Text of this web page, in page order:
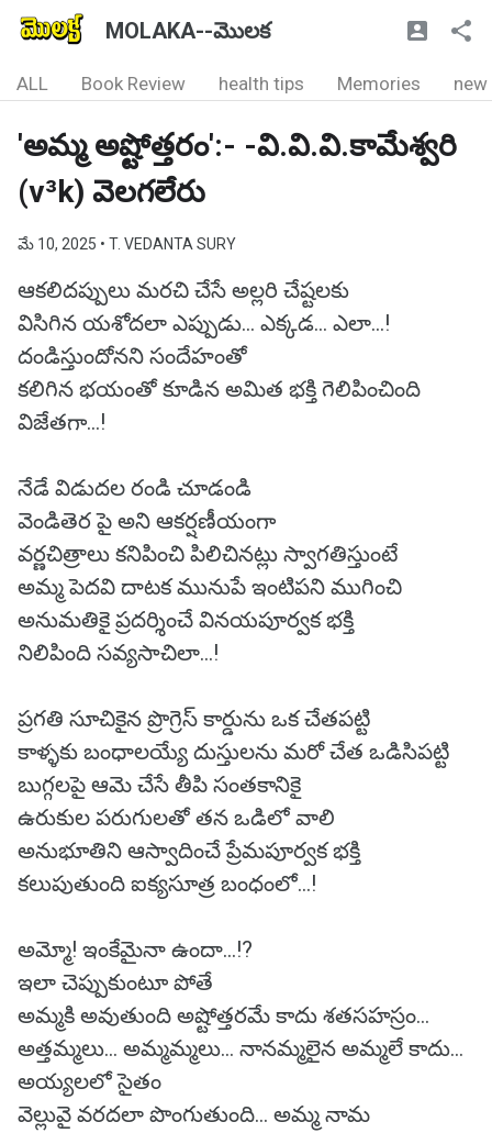
MOLAKA--మొలక
ALL Book Review health tips Memories new
'అమ్మ అష్టోత్తరం':- -వి.వి.వి.కామేశ్వరి
(v³k) వెలగలేరు
మే 10, 2025 • T. VEDANTA SURY
ఆకలిదప్పులు మరచి చేసే అల్లరి చేష్టలకు
విసిగిన యశోదలా ఎప్పుడు... ఎక్కడ... ఎలా...!
దండిస్తుందోనని సందేహంతో
కలిగిన భయంతో కూడిన అమిత భక్తి గెలిపించింది
విజేతగా…!
నేడే విడుదల రండి చూడండి
వెండితెర పై అని ఆకర్షణీయంగా
వర్ణచిత్రాలు కనిపించి పిలిచినట్లు స్వాగతిస్తుంటే
అమ్మ పెదవి దాటక మునుపే ఇంటిపని ముగించి
అనుమతికై ప్రదర్శించే వినయపూర్వక భక్తి
నిలిపింది సవ్యసాచిలా…!
ప్రగతి సూచికైన ప్రొగ్రెస్ కార్డును ఒక చేతపట్టి
కాళ్ళకు బంధాలయ్యే దుస్తులను మరో చేత ఒడిసిపట్టి
బుగ్గలపై ఆమె చేసే తీపి సంతకానికై
ఉరుకుల పరుగులతో తన ఒడిలో వాలి
అనుభూతిని ఆస్వాదించే ప్రేమపూర్వక భక్తి
కలుపుతుంది ఐక్యసూత్ర బంధంలో…!
అమ్మో! ఇంకేమైనా ఉందా...!?
ఇలా చెప్పుకుంటూ పోతే
అమ్మకి అవుతుంది అష్టోత్తరమే కాదు శతసహస్రం…
అత్తమ్మలు… అమ్మమ్మలు… నానమ్మలైన అమ్మలే కాదు…
అయ్యలలో సైతం
వెల్లువై వరదలా పొంగుతుంది… అమ్మ నామ